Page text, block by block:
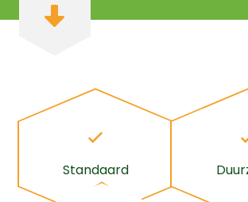
Standaard